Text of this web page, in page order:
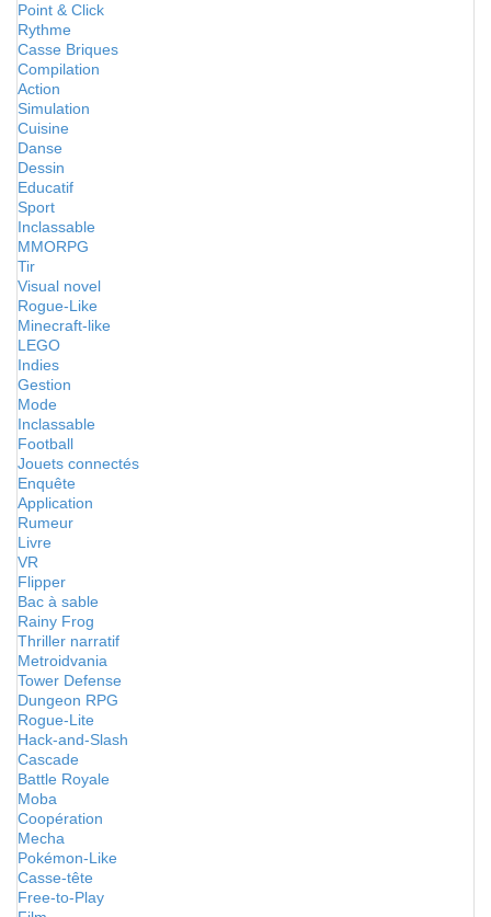
Point & Click
Rythme
Casse Briques
Compilation
Action
Simulation
Cuisine
Danse
Dessin
Educatif
Sport
Inclassable
MMORPG
Tir
Visual novel
Rogue-Like
Minecraft-like
LEGO
Indies
Gestion
Mode
Inclassable
Football
Jouets connectés
Enquête
Application
Rumeur
Livre
VR
Flipper
Bac à sable
Rainy Frog
Thriller narratif
Metroidvania
Tower Defense
Dungeon RPG
Rogue-Lite
Hack-and-Slash
Cascade
Battle Royale
Moba
Coopération
Mecha
Pokémon-Like
Casse-tête
Free-to-Play